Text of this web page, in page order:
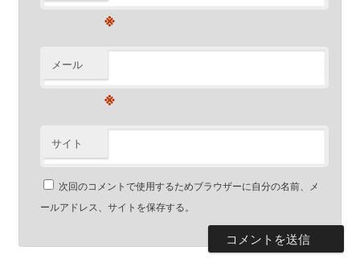
※
メール
※
サイト
次回のコメントで使用するためブラウザーに自分の名前、メ
ールアドレス、サイトを保存する。